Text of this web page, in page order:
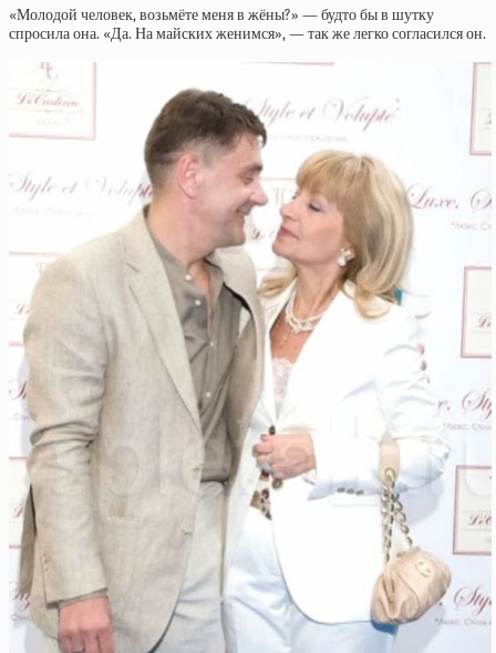
«Молодой человек, возьмёте меня в жёны?» — будто бы в шутку
спросила она. «Да. На майских женимся», — так же легко согласился он.